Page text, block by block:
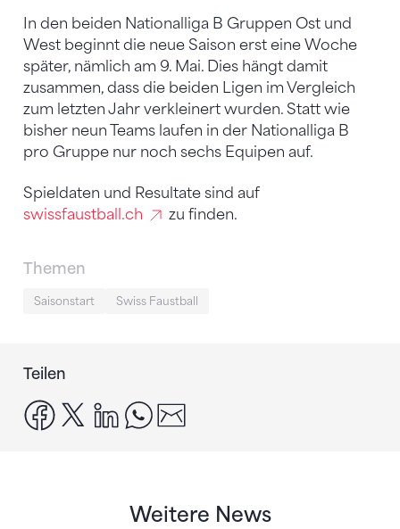
In den beiden Nationalliga B Gruppen Ost und
West beginnt die neue Saison erst eine Woche
später, nämlich am 9. Mai. Dies hängt damit
zusammen, dass die beiden Ligen im Vergleich
zum letzten Jahr verkleinert wurden. Statt wie
bisher neun Teams laufen in der Nationalliga B
pro Gruppe nur noch sechs Equipen auf.
Spieldaten und Resultate sind auf
swissfaustball.ch
zu finden.
Themen
Saisonstart Swiss Faustball
Teilen
facebook
x linkedinwhatsapp
Weitere News